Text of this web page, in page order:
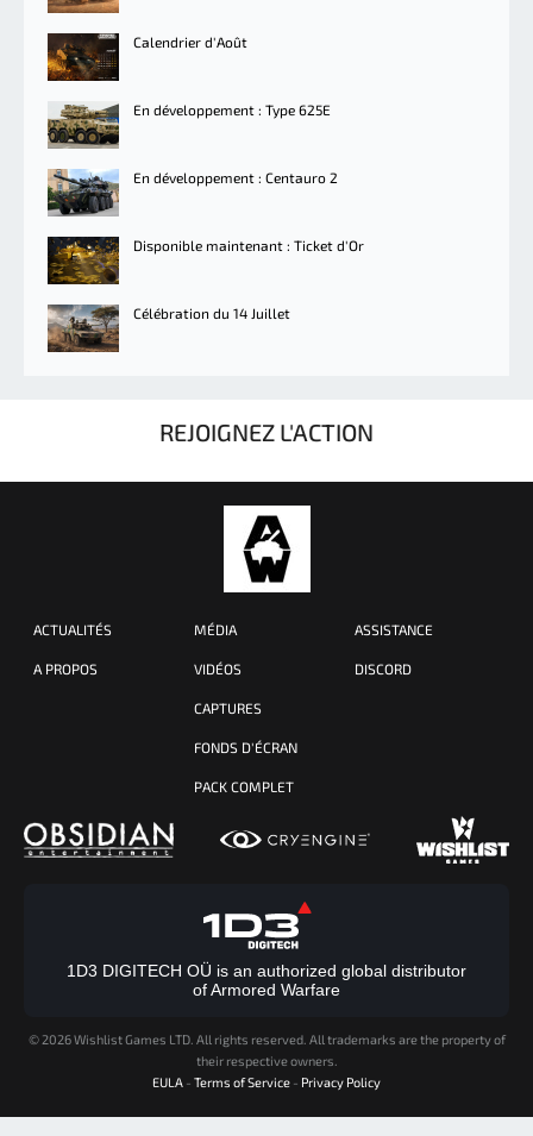
Calendrier d'Août
En développement : Type 625E
En développement : Centauro 2
Disponible maintenant : Ticket d'Or
Célébration du 14 Juillet
REJOIGNEZ L'ACTION
ACTUALITÉS
A PROPOS
MÉDIA
VIDÉOS
CAPTURES
FONDS D'ÉCRAN
PACK COMPLET
ASSISTANCE
DISCORD
1D3 DIGITECH OÜ is an authorized global distributor
of Armored Warfare
© 2026 Wishlist Games LTD. All rights reserved. All trademarks are the property of
their respective owners.
EULA - Terms of Service - Privacy Policy